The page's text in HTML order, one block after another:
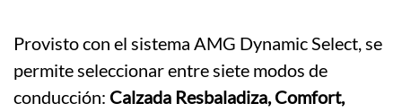
Provisto con el sistema AMG Dynamic Select, se
permite seleccionar entre siete modos de
conducción: Calzada Resbaladiza, Comfort,